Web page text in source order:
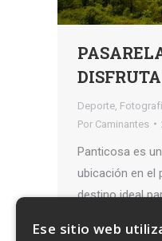
Deporte
Por Caminantes
Panticosa es
ubicación en el
destino ideal
aventura. Es
cualquier
Ese sitio web